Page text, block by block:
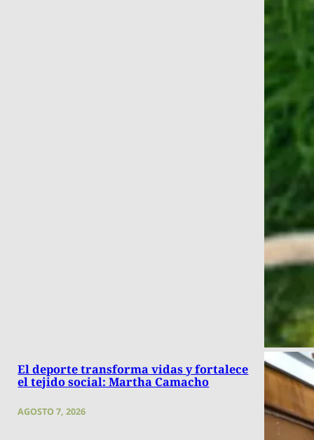
El deporte transforma vidas y fortalece
el tejido social: Martha Camacho
AGOSTO 7, 2026